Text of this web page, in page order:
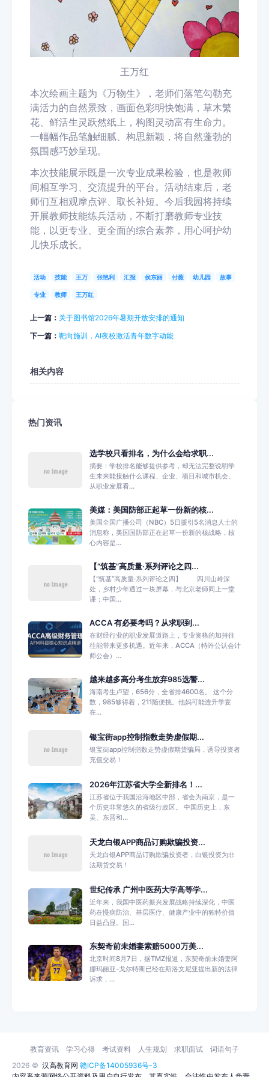
王万红
本次绘画主题为《万物生》，老师们落笔勾勒充
满活力的自然景致，画面色彩明快饱满，草木繁
花、鲜活生灵跃然纸上，构图灵动富有生命力。
一幅幅作品笔触细腻、构思新颖，将自然蓬勃的
氛围感巧妙呈现。
本次技能展示既是一次专业成果检验，也是教师
间相互学习、交流提升的平台。活动结束后，老
师们互相观摩点评、取长补短。今后我园将持续
开展教师技能练兵活动，不断打磨教师专业技
能，以更专业、更全面的综合素养，用心呵护幼
儿快乐成长。
活动 技能 王万 张艳利 汇报 侯东丽 付薇 幼儿园 故事
专业 教师 王万红
上一篇： 关于图书馆2026年暑期开放安排的通知
下一篇： 靶向施训，AI夜校激活青年数字动能
相关内容
热门资讯
选学校只看排名，为什么会给求职...
摘要：学校排名能够提供参考，却无法完整说明学
生未来能接触什么课程、企业、项目和城市机会。
从职业发展看...
美媒：美国防部正起草一份新的核...
美国全国广播公司（NBC）5日援引5名消息人士的
消息称，美国国防部正在起草一份新的核战略，核
心内容是...
【“筑基”高质量·系列评论之四...
【“筑基”高质量·系列评论之四】 四川山岭深
处，乡村少年通过一块屏幕，与北京老师同上一堂
课；中国...
ACCA 有必要考吗？从求职到...
在财经行业的职业发展道路上，专业资格的加持往
往能带来更多机遇。近年来，ACCA（特许公认会计
师公会）...
越来越多高分考生放弃985选警...
海南考生卢望，656分，全省排4600名。 这个分
数，985够得着，211随便挑。他妈可能连升学宴
在...
银宝街app控制指数走势虚假期...
银宝街app控制指数走势虚假期货骗局，诱导投资者
充值交易！
2026年江苏省大学全新排名！...
江苏省位于我国沿海地区中部，省会为南京，是一
个历史非常悠久的省级行政区。 中国历史上，东
吴、东晋和...
天龙白银APP商品订购欺骗投资...
天龙白银APP商品订购欺骗投资者，白银投资为非
法期货交易！
世纪传承 广州中医药大学高等学...
近年来，我国中医药振兴发展战略持续深化，中医
药在慢病防治、基层医疗、健康产业中的独特价值
日益凸显。国...
东契奇前未婚妻索赔5000万美...
北京时间8月7日，据TMZ报道，东契奇前未婚妻阿
娜玛丽亚-戈尔特斯已经在斯洛文尼亚提出新的法律
诉求，...
2026 © 汉高教育网 赣ICP备14005936号-3
教育资讯 学习心得 考试资料 人生规划 求职面试 词语句子